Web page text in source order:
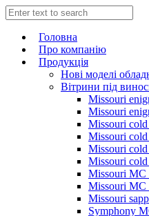
Головна
Про компанію
Продукція
Нові моделі
Вітрини під
Missouri
Missouri
Missouri
Missouri
Missouri
Missouri
Missouri MC
Missouri MC
Missouri
Symphony